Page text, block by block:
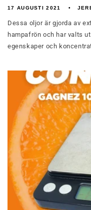
17 AUGUSTI 2021
Dessa oljor är gjorda av
hampafrön och har valts
egenskaper och